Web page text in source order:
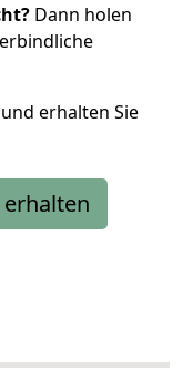
Dann holen
erhalten Sie